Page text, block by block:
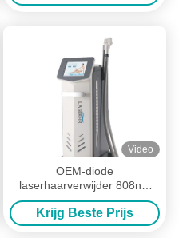
Video
OEM-diode
laserhaarverwijder 808nm
810nm diode ijs laser
machine
Krijg Beste Prijs